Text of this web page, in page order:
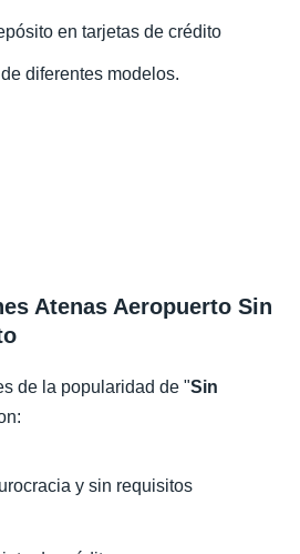
en tarjetas de crédito
diferentes modelos.
Atenas Aeropuerto Sin
de la popularidad de "Sin
y sin requisitos